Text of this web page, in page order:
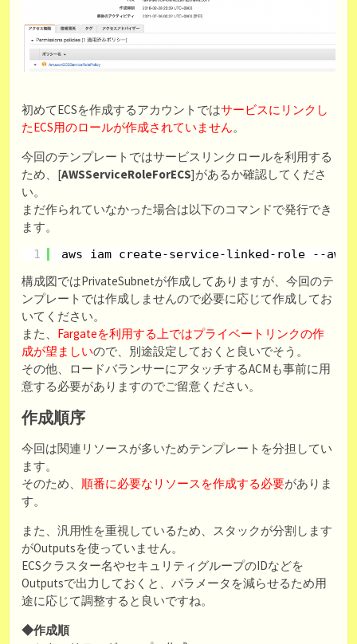
初めてECSを作成するアカウントではサービスにリンクし
たECS用のロールが作成されていません。
今回のテンプレートではサービスリンクロールを利用する
ため、[AWSServiceRoleForECS]があるか確認してくださ
い。
まだ作られていなかった場合は以下のコマンドで発行でき
ます。
1 aws iam create-service-linked-role --aws-
構成図ではPrivateSubnetが作成してありますが、今回のテ
ンプレートでは作成しませんので必要に応じて作成してお
いてください。
また、 Fargateを利用する上ではプライベートリンクの作
成が望ましいので、別途設定しておくと良いでそう。
その他、ロードバランサーにアタッチするACMも事前に用
意する必要がありますのでご留意ください。
作成順序
今回は関連リソースが多いためテンプレートを分担してい
ます。
そのため、 順番に必要なリソースを作成する必要がありま
す。
また、汎用性を重視しているため、スタックが分割します
がOutputsを使っていません。
ECSクラスター名やセキュリティグループのIDなどを
Outputsで出力しておくと、パラメータを減らせるため用
途に応じて調整すると良いですね。
◆作成順